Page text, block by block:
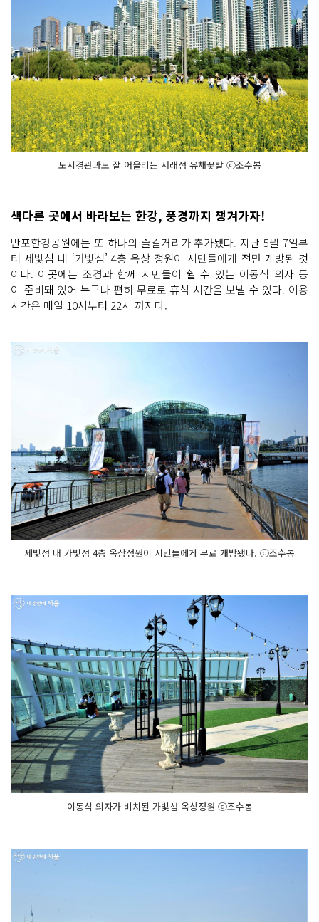
도시경관과도 잘 어울리는 서래섬 유채꽃밭 ⓒ조수봉
색다른 곳에서 바라보는 한강, 풍경까지 챙겨가자!
반포한강공원에는 또 하나의 즐길거리가 추가됐다. 지난 5월 7일부
터 세빛섬 내 ‘가빛섬’ 4층 옥상 정원이 시민들에게 전면 개방된 것
이다. 이곳에는 조경과 함께 시민들이 쉴 수 있는 이동식 의자 등
이 준비돼 있어 누구나 편히 무료로 휴식 시간을 보낼 수 있다. 이용
시간은 매일 10시부터 22시 까지다.
세빛섬 내 가빛섬 4층 옥상정원이 시민들에게 무료 개방됐다. ⓒ조수봉
이동식 의자가 비치된 가빛섬 옥상정원 ⓒ조수봉